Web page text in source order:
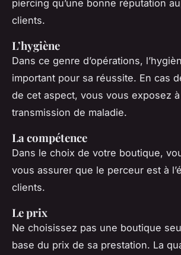
piercing qu’une bonne réputation
clients.
L’hygiène
Dans ce genre d’opérations,
important pour sa réussite. En cas
de cet aspect, vous vous exposez
transmission de maladie.
La compétence
Dans le choix de votre boutique,
vous assurer que le perceur est à
clients.
Le prix
Ne choisissez pas une boutique
base du prix de sa prestation. La